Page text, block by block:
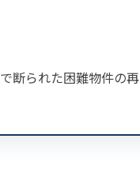
断られた困難物件の再